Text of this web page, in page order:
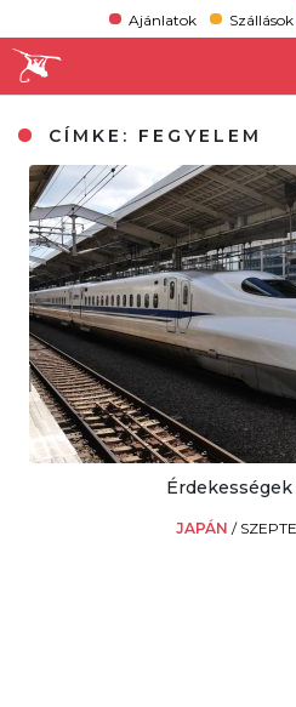
Ajánlatok Szállások
CÍMKE: FEGYELEM
JAPÁN /